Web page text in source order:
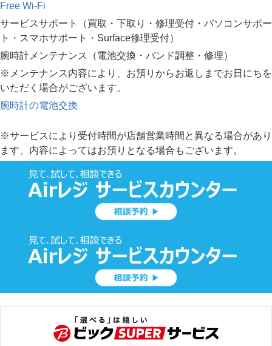
Free Wi-Fi
サービスサポート（買取・下取り・修理受付・パソコンサポー
ト・スマホサポート・Surface修理受付）
腕時計メンテナンス（電池交換・バンド調整・修理）
※メンテナンス内容により、お預りからお返しまでお日にちを
いただく場合がございます。
腕時計の電池交換
※サービスにより受付時間が店舗営業時間と異なる場合があり
ます、内容によってはお預りとなる場合もございます。